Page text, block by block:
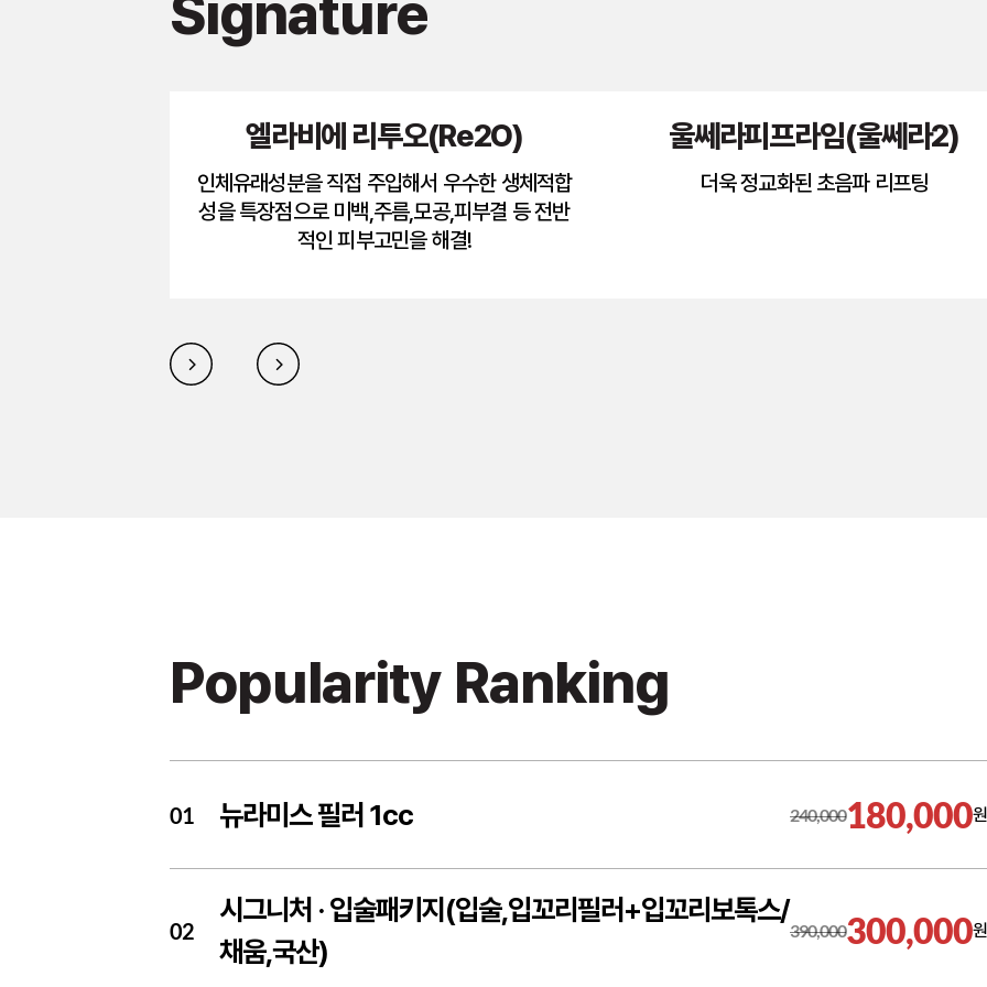
Signature
엘라비에 리투오(Re2O)
인체유래성분을 직접 주입해서 우수한 생체적합
성을 특장점으로 미백,주름,모공,피부결 등 전반
적인 피부고민을 해결!
울쎄라피프라임(울쎄라2)
더욱 정교화된 초음파 리프팅
Popularity Ranking
01 뉴라미스 필러 1cc 240,000180,000원
02
시그니처 ·입술패키지(입술,입꼬리필러+입꼬리보톡스/
채움,국산)
390,000300,000원